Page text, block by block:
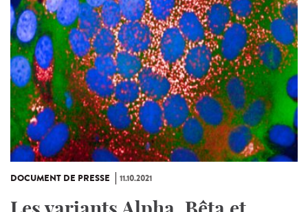
DOCUMENT DE PRESSE 11.10.2021